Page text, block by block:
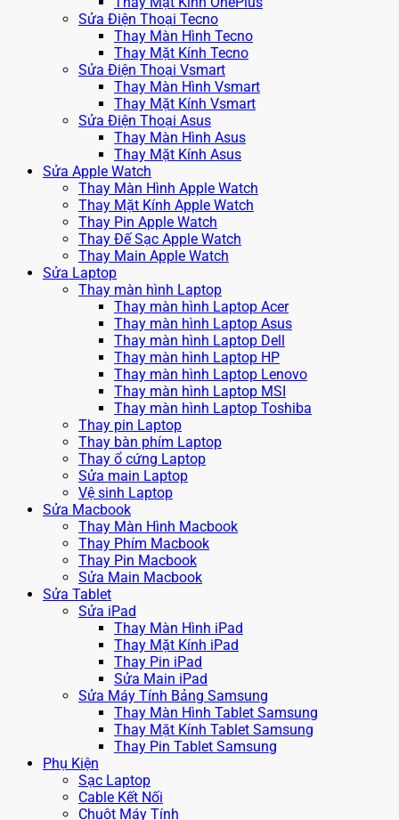
Sửa Điện Thoại Tecno
Thay Màn Hình Tecno
Thay Mặt Kính Tecno
Sửa Điện Thoại Vsmart
Thay Màn Hình Vsmart
Thay Mặt Kính Vsmart
Sửa Điện Thoại Asus
Thay Màn Hình Asus
Thay Mặt Kính Asus
Sửa Apple Watch
Thay Màn Hình Apple Watch
Thay Mặt Kính Apple Watch
Thay Pin Apple Watch
Thay Đế Sạc Apple Watch
Thay Main Apple Watch
Sửa Laptop
Thay màn hình Laptop
Thay màn hình Laptop Acer
Thay màn hình Laptop Asus
Thay màn hình Laptop Dell
Thay màn hình Laptop HP
Thay màn hình Laptop Lenovo
Thay màn hình Laptop MSI
Thay màn hình Laptop Toshiba
Thay pin Laptop
Thay bàn phím Laptop
Thay ổ cứng Laptop
Sửa main Laptop
Vệ sinh Laptop
Sửa Macbook
Thay Màn Hình Macbook
Thay Phím Macbook
Thay Pin Macbook
Sửa Main Macbook
Sửa Tablet
Sửa iPad
Thay Màn Hình iPad
Thay Mặt Kính iPad
Thay Pin iPad
Sửa Main iPad
Sửa Máy Tính Bảng Samsung
Thay Màn Hình Tablet Samsung
Thay Mặt Kính Tablet Samsung
Thay Pin Tablet Samsung
Phụ Kiện
Sạc Laptop
Cable Kết Nối
Chuột Máy Tính